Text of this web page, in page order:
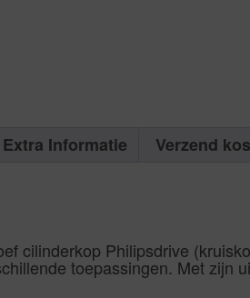
Extra Informatie Verzend
cilinderkop Philipsdrive
toepassingen. Met zijn